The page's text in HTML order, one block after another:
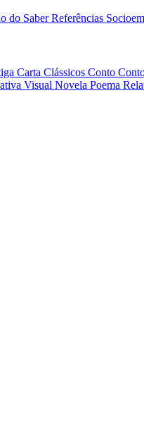
do SaberReferências
Carta Clássicos Conto
Visual Novela Poema